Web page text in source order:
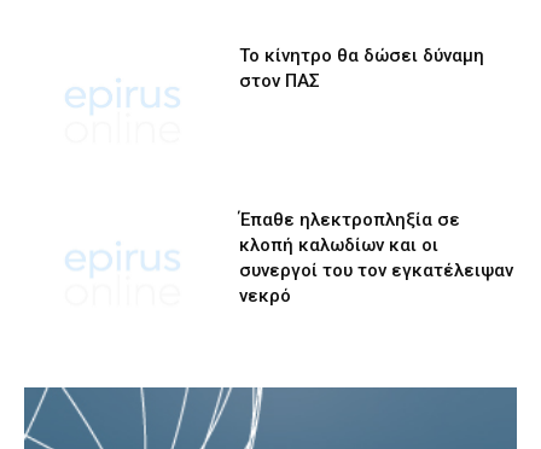
Το κίνητρο θα δώσει δύναμη
στον ΠΑΣ
Έπαθε ηλεκτροπληξία σε
κλοπή καλωδίων και οι
συνεργοί του τον εγκατέλειψαν
νεκρό